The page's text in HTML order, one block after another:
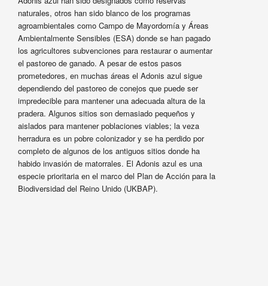
naturales, otros han sido blanco de los programas
agroambientales como Campo de Mayordomía y Áreas
Ambientalmente Sensibles (ESA) donde se han pagado
los agricultores subvenciones para restaurar o aumentar
el pastoreo de ganado. A pesar de estos pasos
prometedores, en muchas áreas el Adonis azul sigue
dependiendo del pastoreo de conejos que puede ser
impredecible para mantener una adecuada altura de la
pradera. Algunos sitios son demasiado pequeños y
aislados para mantener poblaciones viables; la veza
herradura es un pobre colonizador y se ha perdido por
completo de algunos de los antiguos sitios donde ha
habido invasión de matorrales. El Adonis azul es una
especie prioritaria en el marco del Plan de Acción para la
Biodiversidad del Reino Unido (UKBAP).